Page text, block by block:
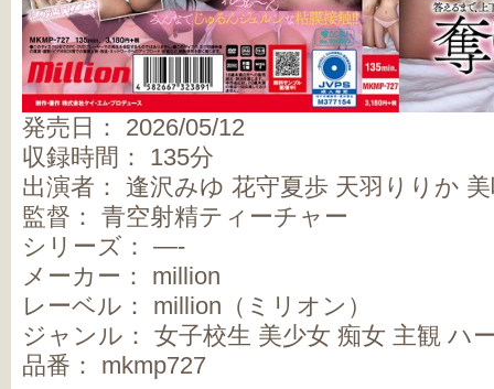
発売日： 2026/05/12
収録時間： 135分
出演者： 逢沢みゆ 花守夏歩 天羽りりか
監督： 青空射精ティーチャー
シリーズ： —-
メーカー： million
レーベル： million（ミリオン）
ジャンル： 女子校生 美少女 痴女 主観 ハ
品番： mkmp727